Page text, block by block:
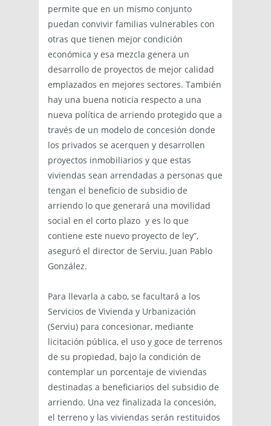
permite que en un mismo conjunto
puedan convivir familias vulnerables con
otras que tienen mejor condición
económica y esa mezcla genera un
desarrollo de proyectos de mejor calidad
emplazados en mejores sectores. También
hay una buena noticia respecto a una
nueva política de arriendo protegido que a
través de un modelo de concesión donde
los privados se acerquen y desarrollen
proyectos inmobiliarios y que estas
viviendas sean arrendadas a personas que
tengan el beneficio de subsidio de
arriendo lo que generará una movilidad
social en el corto plazo y es lo que
contiene este nuevo proyecto de ley”,
aseguró el director de Serviu, Juan Pablo
González.
Para llevarla a cabo, se facultará a los
Servicios de Vivienda y Urbanización
(Serviu) para concesionar, mediante
licitación pública, el uso y goce de terrenos
de su propiedad, bajo la condición de
contemplar un porcentaje de viviendas
destinadas a beneficiarios del subsidio de
arriendo. Una vez finalizada la concesión,
el terreno y las viviendas serán restituidos